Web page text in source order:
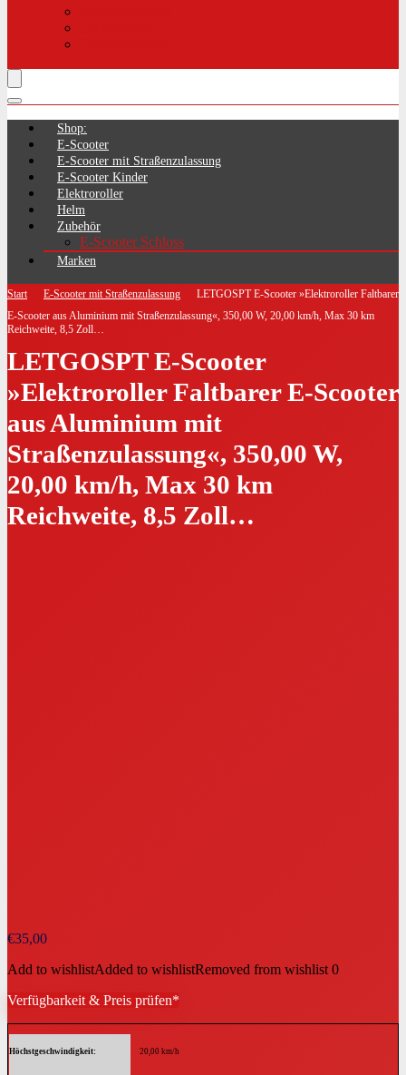
Shop:
E-Scooter
E-Scooter mit Straßenzulassung
E-Scooter Kinder
Elektroroller
Helm
Zubehör
E-Scooter Schloss
Marken
Start E-Scooter mit Straßenzulassung
LETGOSPT E-Scooter »Elektroroller Faltbarer
E-Scooter aus Aluminium mit Straßenzulassung«, 350,00 W, 20,00 km/h, Max 30 km
Reichweite, 8,5 Zoll…
LETGOSPT E-Scooter
»Elektroroller Faltbarer E-Scooter
aus Aluminium mit
Straßenzulassung«, 350,00 W,
20,00 km/h, Max 30 km
Reichweite, 8,5 Zoll…
€35,00
Add to wishlistAdded to wishlistRemoved from wishlist 0
Verfügbarkeit & Preis prüfen*
Höchstgeschwindigkeit 20,00 km/h